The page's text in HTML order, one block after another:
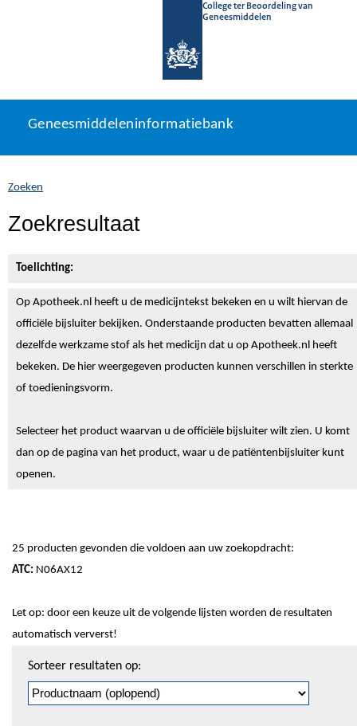
College ter Beoordeling van
Geneesmiddelen
naar
Geneesmiddeleninformatiebank
U
zich
hier:
Geneesmiddeleninformatiebank
Zoeken
Zoekresultaat
Toelichting:
Op Apotheek.nl heeft u de medicijntekst bekeken en u wilt hiervan de
officiële bijsluiter bekijken. Onderstaande producten bevatten allemaal
dezelfde werkzame stof als het medicijn dat u op Apotheek.nl heeft
bekeken. De hier weergegeven producten kunnen verschillen in sterkte
of toedieningsvorm.
Selecteer het product waarvan u de officiële bijsluiter wilt zien. U komt
dan op de pagina van het product, waar u de patiëntenbijsluiter kunt
openen.
25 producten gevonden die voldoen aan uw zoekopdracht:
ATC: N06AX12
Let op: door een keuze uit de volgende lijsten worden de resultaten
automatisch ververst!
pagineren
Sorteer resultaten op: